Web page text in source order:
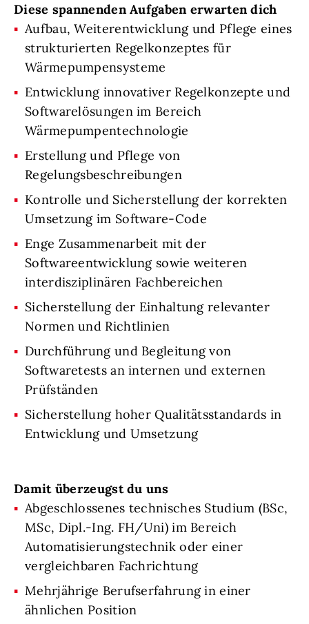
Diese spannenden Aufgaben erwarten dich
Aufbau, Weiterentwicklung und Pflege eines
strukturierten Regelkonzeptes für
Wärmepumpensysteme
Entwicklung innovativer Regelkonzepte und
Softwarelösungen im Bereich
Wärmepumpentechnologie
Erstellung und Pflege von
Regelungsbeschreibungen
Kontrolle und Sicherstellung der korrekten
Umsetzung im Software-Code
Enge Zusammenarbeit mit der
Softwareentwicklung sowie weiteren
interdisziplinären Fachbereichen
Sicherstellung der Einhaltung relevanter
Normen und Richtlinien
Durchführung und Begleitung von
Softwaretests an internen und externen
Prüfständen
Sicherstellung hoher Qualitätsstandards in
Entwicklung und Umsetzung
Damit überzeugst du uns
Abgeschlossenes technisches Studium (BSc,
MSc, Dipl.-Ing. FH/Uni) im Bereich
Automatisierungstechnik oder einer
vergleichbaren Fachrichtung
Mehrjährige Berufserfahrung in einer
ähnlichen Position